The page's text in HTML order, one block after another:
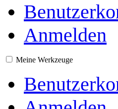
Anmelden
Meine Werkzeuge